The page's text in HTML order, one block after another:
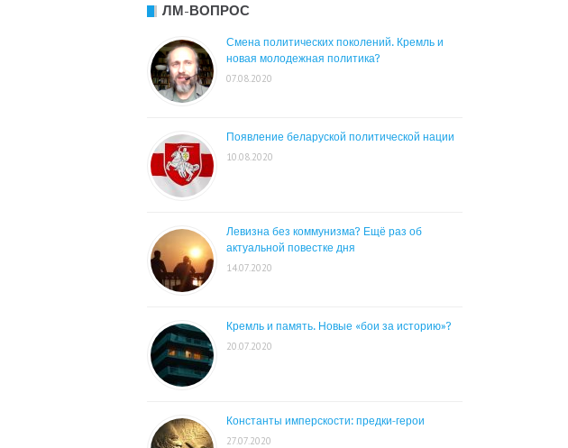
ЛМ-ВОПРОС
Смена политических поколений. Кремль и
новая молодежная политика?
07.08.2020
Появление беларуской политической нации
10.08.2020
Левизна без коммунизма? Ещё раз об
актуальной повестке дня
14.07.2020
Кремль и память. Новые «бои за историю»?
20.07.2020
Константы имперскости: предки-герои
27.07.2020